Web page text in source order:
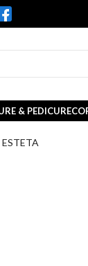
& PEDICURE